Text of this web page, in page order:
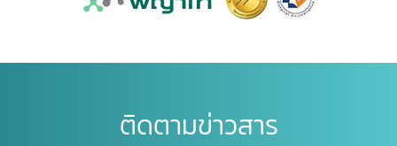
ติดตามข่าวสาร